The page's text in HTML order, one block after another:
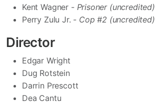
Kent Wagner - Prisoner (uncredited)
Perry Zulu Jr. - Cop #2 (uncredited)
Director
Edgar Wright
Dug Rotstein
Darrin Prescott
Dea Cantu